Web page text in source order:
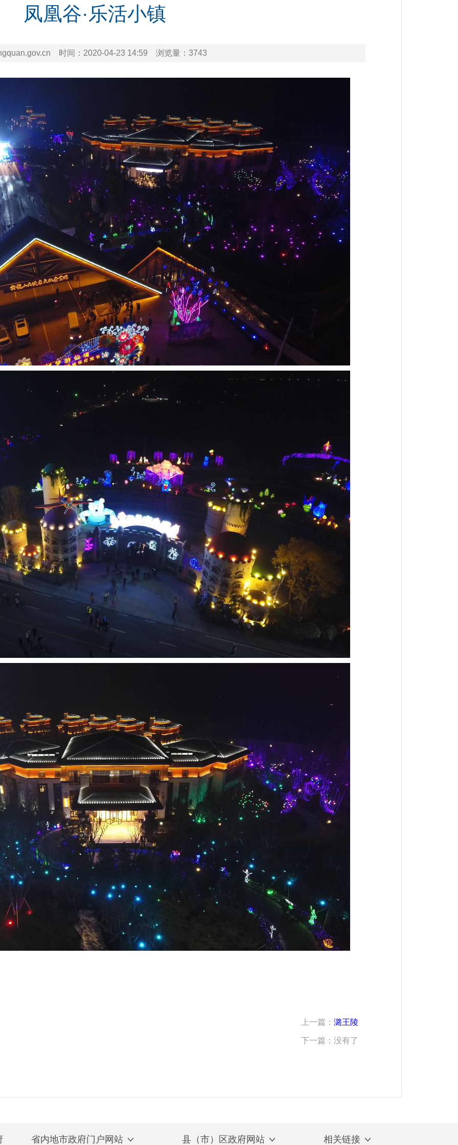
凤凰谷·乐活小镇
时间： 2020-04-23 14:59 浏览量： 3743
上一篇： 潞王陵
下一篇：没有了
省内地市政府门户网站 县（市）区政府网站 相关链接